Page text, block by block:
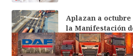
Aplazan a
la Manifestación